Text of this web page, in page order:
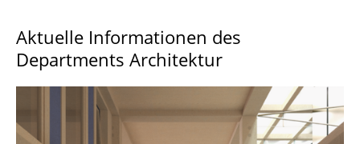
Aktuelle Informationen des
Departments Architektur